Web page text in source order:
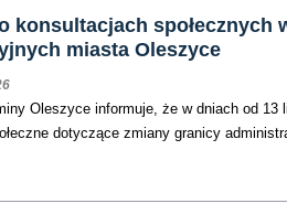
konsultacjach społecznych
miasta Oleszyce
Oleszyce informuje, że w dniach od 13
dotyczące zmiany granicy